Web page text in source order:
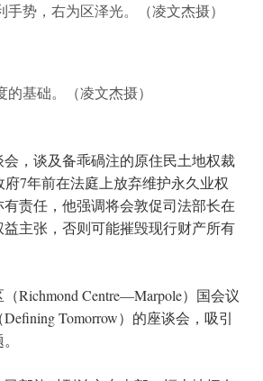
势，右为区泽光。（凌文杰摄）
基础。（凌文杰摄）
，谈及备乖碢注的原住民土地权裁
府7年前在法庭上放弃维护永久业权
责任，他强调将会敦促司法部长在
主张，否则可能摧毁现行财产所有
Richmond Centre—Marpole）国会议
Tomorrow）的座谈会，吸引